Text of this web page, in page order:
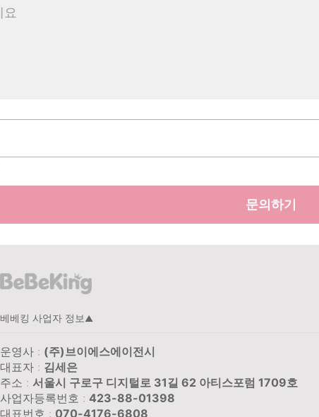
문의하기
베베킹 사업자 정보 ▲
운영사 : (주)브이에스에이전시
대표자 : 김세은
주소 : 서울시 구로구 디지털로 31길 62 아티스포럼 1709호
사업자등록번호 : 423-88-01398
대표번호 : 070-4176-6808